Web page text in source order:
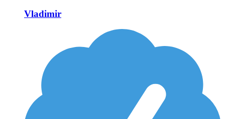
Vladimir